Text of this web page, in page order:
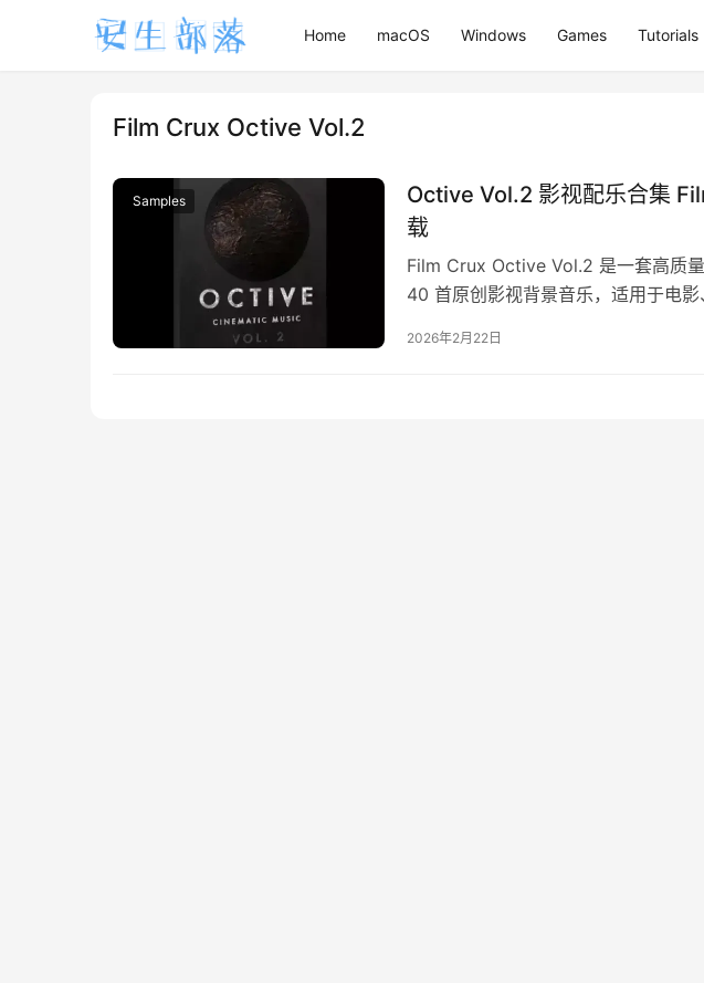
Home macOS Windows Games Tutorials
Film Crux Octive Vol.2
Samples
Octive Vol.2 影视配乐合集
载
Film Crux Octive Vol.2 是一套高质
40 首原创影视背景音乐，适用于电
2026年2月22日